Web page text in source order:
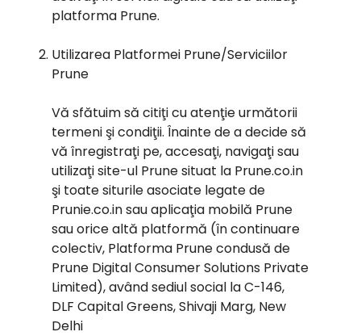
platforma Prune.
Utilizarea Platformei Prune/Serviciilor
Prune
Vă sfătuim să citiţi cu atenţie următorii
termeni şi condiţii. Înainte de a decide să
vă înregistraţi pe, accesaţi, navigaţi sau
utilizaţi site-ul Prune situat la Prune.co.in
şi toate siturile asociate legate de
Prunie.co.in sau aplicaţia mobilă Prune
sau orice altă platformă (în continuare
colectiv, Platforma Prune condusă de
Prune Digital Consumer Solutions Private
Limited), având sediul social la C-146,
DLF Capital Greens, Shivaji Marg, New
Delhi